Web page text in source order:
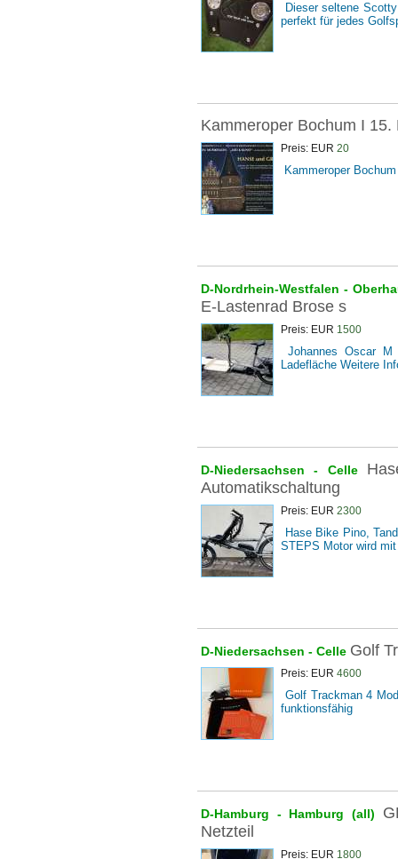
Dieser seltene
perfekt für jedes
Kammeroper Bochum I
Preis: EUR 20
Kammeroper
D-Nordrhein-Westfalen -
E-Lastenrad Brose s
Preis: EUR 1500
Johannes Oscar M
Ladefläche Weitere
D-Niedersachsen - Celle
Automatikschaltung
Preis: EUR 2300
Hase Bike Pino,
STEPS Motor wird
D-Niedersachsen - Celle Golf
Preis: EUR 4600
Golf Trackman 4
funktionsfähig
D-Hamburg - Hamburg (all)
Netzteil
Preis: EUR 1800